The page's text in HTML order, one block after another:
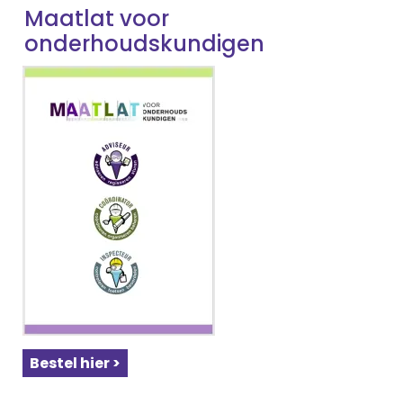
Maatlat voor
onderhoudskundigen
Bestel hier >